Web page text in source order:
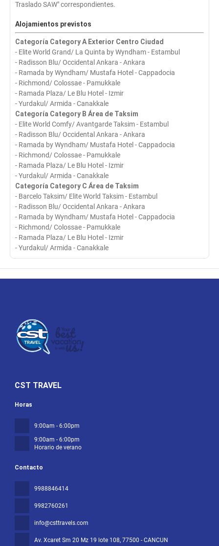
Traslado SAW" correspondientes.
Alojamientos previstos
Categoría Category A Exterior Centro Ciudad
- Elite World Grand/ La Quinta by Wyndham - Estambul
- Radisson Blu/ Occidental Ankara - Ankara
- Ramada by Wyndham/ Mustafa Hotel - Cappadocia
- Richmond/ Colossae - Pamukkale
- Ramada Plaza/ Le Blu Hotel - Izmir
- Yurdakul/ Armida - Canakkale
Categoría Category B Área de Taksim
- Elite World Comfy/ Avantgarde Taksim - Estambul
- Radisson Blu/ Occidental Ankara - Ankara
- Ramada by Wyndham/ Mustafa Hotel - Cappadocia
- Richmond/ Colossae - Pamukkale
- Ramada Plaza/ Le Blu Hotel - Izmir
- Yurdakul/ Armida - Canakkale
Categoría Category C Área de Taksim
- Barcelo Taksim/ Elite World Taksim - Estambul
- Radisson Blu/ Occidental Ankara - Ankara
- Ramada by Wyndham/ Mustafa Hotel - Cappadocia
- Richmond/ Colossae - Pamukkale
- Ramada Plaza/ Le Blu Hotel - Izmir
- Yurdakul/ Armida - Canakkale
CST TRAVEL
Contacto
9988846414
9982760261
info@csttravels.com
Av. Xcaret Sm 20 Mz 19 lote 108, 77500 - CANCUN
Horas
9:00am - 6:00pm
9:00am - 6:00pm
Horario de verano